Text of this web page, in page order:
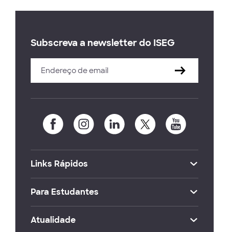
Subscreva a newsletter do ISEG
Links Rápidos
Para Estudantes
Atualidade